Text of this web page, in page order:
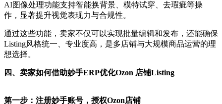
AI图像处理功能支持智能换背景、模特试穿、去瑕疵等操
作，显著提升视觉表现力与合规性。
通过这些功能，卖家不仅可以实现批量编辑和发布，还能确保
Listing风格统一、专业度高，是多店铺与大规模商品运营的理
想选择。
四、卖家如何借助妙手ERP优化Ozon 店铺Listing
第一步： 注册妙手账号， 授权Ozon店铺